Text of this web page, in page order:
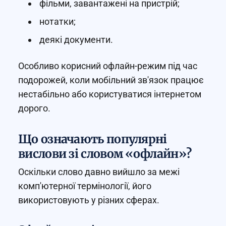
фільми, завантажені на пристрій;
нотатки;
деякі документи.
Особливо корисний офлайн-режим під час
подорожей, коли мобільний зв'язок працює
нестабільно або користуватися інтернетом
дорого.
Що означають популярні
вислови зі словом «офлайн»?
Оскільки слово давно вийшло за межі
комп'ютерної термінології, його
використовують у різних сферах.